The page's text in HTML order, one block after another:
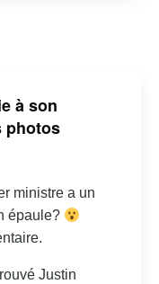
à son
photos
ministre a un
épaule?
Justin